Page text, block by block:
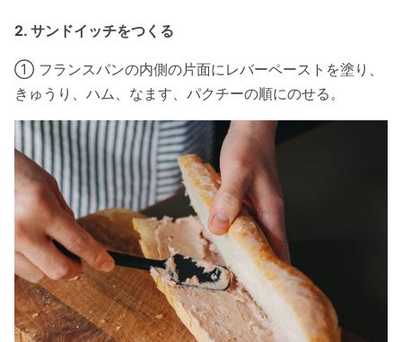
2. サンドイッチをつくる
① フランスパンの内側の片面にレバーペーストを塗り、
きゅうり、ハム、なます、パクチーの順にのせる。